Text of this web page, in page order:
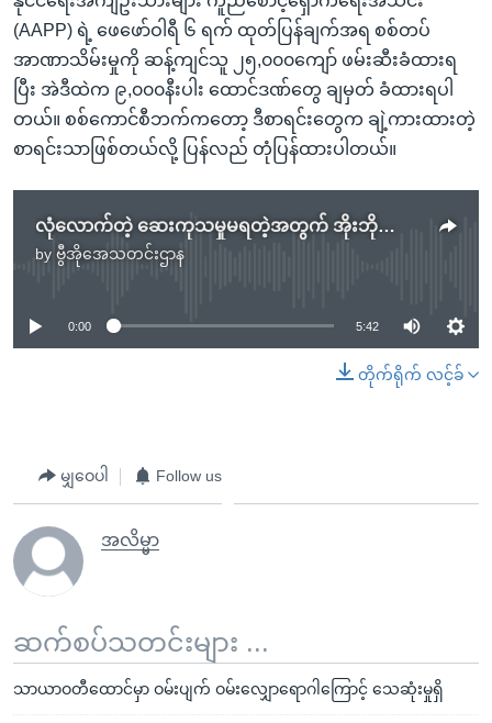
(AAPP) ရဲ့ ဖေဖော်ဝါရီ ၆ ရက် ထုတ်ပြန်ချက်အရ စစ်တပ်
အာဏာသိမ်းမှုကို ဆန့်ကျင်သူ ၂၅,၀၀၀ကျော် ဖမ်းဆီးခံထားရ
ပြီး အဲဒီထဲက ၉,၀၀၀နီးပါး ထောင်ဒဏ်တွေ ချမှတ် ခံထားရပါ
တယ်။ စစ်ကောင်စီဘက်ကတော့ ဒီစာရင်းတွေက ချဲ့ကားထားတဲ့
စာရင်းသာဖြစ်တယ်လို့ ပြန်လည် တုံပြန်ထားပါတယ်။
လုံလောက်တဲ့ ဆေးကုသမှုမရတဲ့အတွက် အိုးဘိုထောင်မှာ နိုင်ငံရေးအကျဉ်းသူတဦး သေဆုံး
by ဗွီအိုအေသတင်းဌာန
No media source currently available
0:00 5:42
တိုက်ရိုက် လင့်ခ်
မျှဝေပါ Follow us
အလိမ္မာ
ဆက်စပ်သတင်းများ ...
သာယာဝတီထောင်မှာ ဝမ်းပျက် ဝမ်းလျှောရောဂါကြောင့် သေဆုံးမှုရှိ